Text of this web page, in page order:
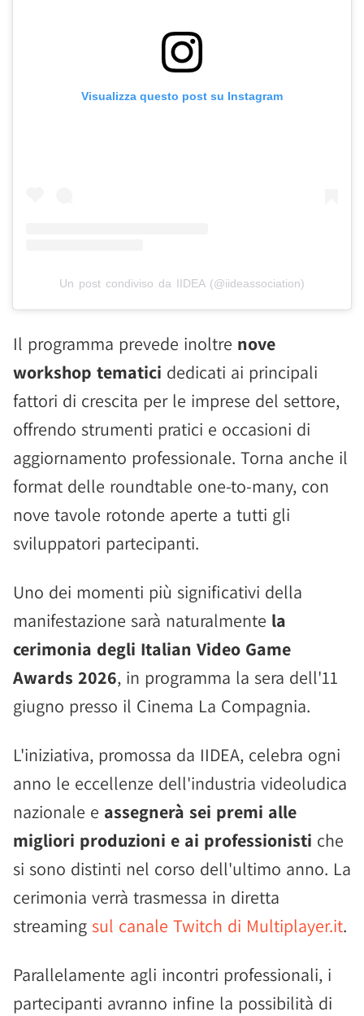
Visualizza questo post su Instagram
Un post condiviso da IIDEA (@iideassociation)
Il programma prevede inoltre nove
workshop tematici dedicati ai principali
fattori di crescita per le imprese del settore,
offrendo strumenti pratici e occasioni di
aggiornamento professionale. Torna anche il
format delle roundtable one-to-many, con
nove tavole rotonde aperte a tutti gli
sviluppatori partecipanti.
Uno dei momenti più significativi della
manifestazione sarà naturalmente la
cerimonia degli Italian Video Game
Awards 2026, in programma la sera dell'11
giugno presso il Cinema La Compagnia.
L'iniziativa, promossa da IIDEA, celebra ogni
anno le eccellenze dell'industria videoludica
nazionale e assegnerà sei premi alle
migliori produzioni e ai professionisti che
si sono distinti nel corso dell'ultimo anno. La
cerimonia verrà trasmessa in diretta
streaming sul canale Twitch di Multiplayer.it.
Parallelamente agli incontri professionali, i
partecipanti avranno infine la possibilità di